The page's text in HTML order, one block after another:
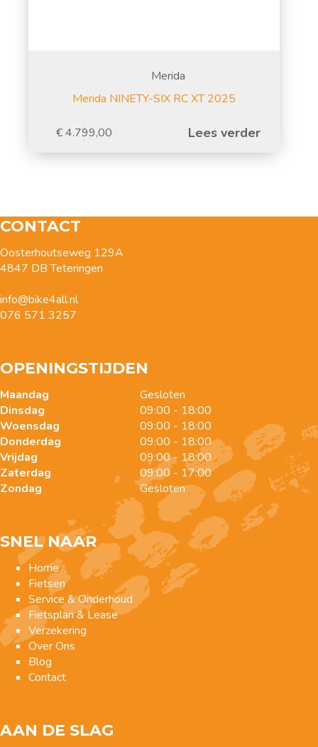
Merida
Merida NINETY-SIX RC XT 2025
€4.799,00 Lees verder
CONTACT
Oosterhoutseweg 129A
4847 DB Teteringen
info@bike4all.nl
076 571 3257
OPENINGSTIJDEN
Maandag
Dinsdag
Woensdag
Donderdag
Vrijdag
Zaterdag
Zondag
Gesloten
09:00 - 18:00
09:00 - 18:00
09:00 - 18:00
09:00 - 18:00
09:00 - 17:00
Gesloten
SNEL NAAR
Home
Fietsen
Service & Onderhoud
Fietsplan & Lease
Verzekering
Over Ons
Blog
Contact
AAN DE SLAG